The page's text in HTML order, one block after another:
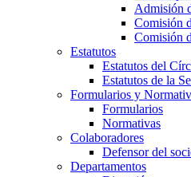
Admisión
Comisión
Comisión
Estatutos
Estatutos del
Estatutos de la
Formularios y
Formularios
Normativas
Colaboradores
Defensor del
Departamentos